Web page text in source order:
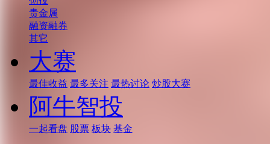
贵金属
融资融券
其它
大赛
最佳收益 最多关注 最热讨论 炒股大赛
阿牛智投
一起看盘 股票 板块 基金